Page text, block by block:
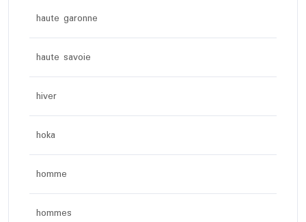
haute garonne
haute savoie
hiver
hoka
homme
hommes